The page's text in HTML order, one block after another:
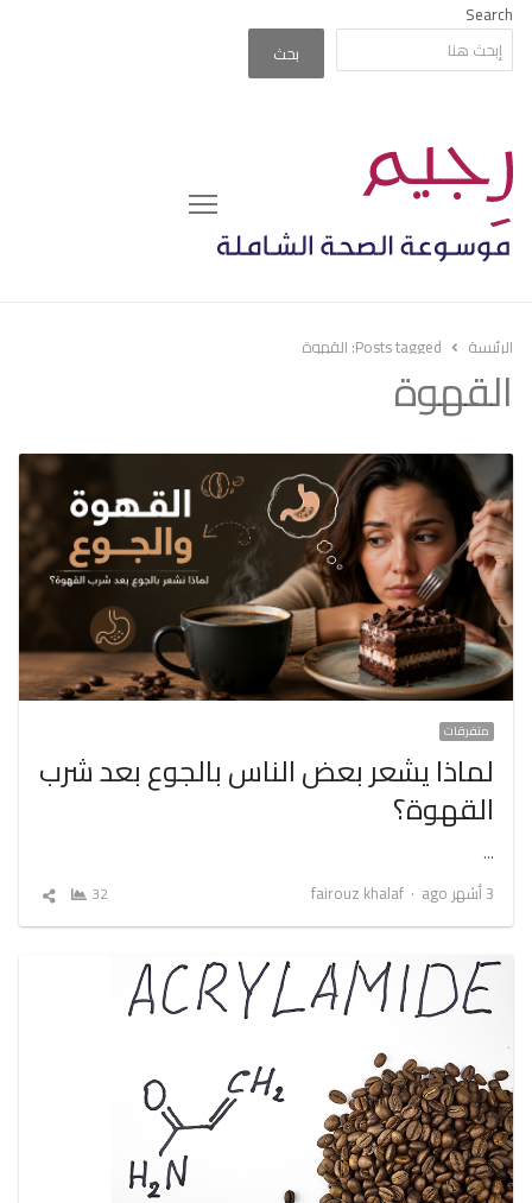
Search
بحث
Menu
الرئيسة Posts tagged: القهوة
القهوة
متفرقات
لماذا يشعر بعض الناس بالجوع بعد شرب
القهوة؟
…
3 أشهر ago
Author
fairouz khalaf
32
شارك